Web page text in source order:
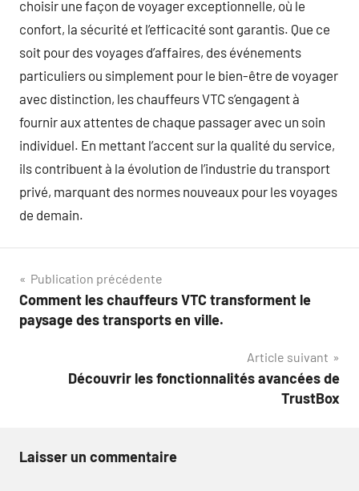
choisir une façon de voyager exceptionnelle, où le
confort, la sécurité et l’efficacité sont garantis. Que ce
soit pour des voyages d’affaires, des événements
particuliers ou simplement pour le bien-être de voyager
avec distinction, les chauffeurs VTC s’engagent à
fournir aux attentes de chaque passager avec un soin
individuel. En mettant l’accent sur la qualité du service,
ils contribuent à la évolution de l’industrie du transport
privé, marquant des normes nouveaux pour les voyages
de demain.
Navigation
de
Publication précédente
Comment les chauffeurs VTC transforment le
paysage des transports en ville.
Article suivant
Découvrir les fonctionnalités avancées de
TrustBox
Laisser un commentaire